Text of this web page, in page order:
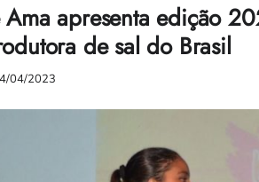
Ama apresenta edição
de sal do Brasil
04/2023